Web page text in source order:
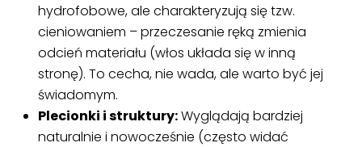
hydrofobowe, ale charakteryzują się tzw.
cieniowaniem – przeczesanie ręką zmienia
odcień materiału (włos układa się w inną
stronę). To cecha, nie wada, ale warto być jej
świadomym.
Plecionki i struktury:Wyglądają bardziej
naturalnie i nowocześnie (często widać